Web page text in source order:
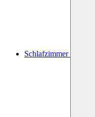
Schlafzimmer